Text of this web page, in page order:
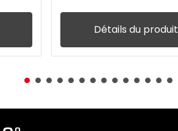
Détails du produit